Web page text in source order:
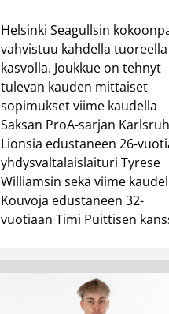
Helsinki Seagullsin
vahvistuu kahdella tuoreella
kasvolla. Joukkue on tehnyt
tulevan kauden mittaiset
sopimukset viime kaudella
Saksan ProA-sarjan
Lionsia edustaneen 26-
yhdysvaltalaislaituri Tyrese
Williamsin sekä viime
Kouvoja edustaneen 32-
vuotiaan Timi Puittisen